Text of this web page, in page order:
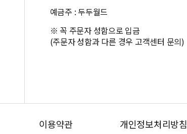
예금주 : 두두월드
※ 꼭 주문자 성함으로 입금
(주문자 성함과 다른 경우 고객센터 문의)
이용약관 개인정보처리방침